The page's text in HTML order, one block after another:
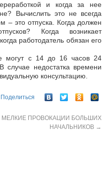
и когда за нее
Вычислить это не всегда
– это отпуска. Когда должен
Когда возникает
работодатель обязан его
могут с 14 до 16 часов 24
недостатка времени
консультацию.
Поделиться
МЕЛКИЕ ПРОВОКАЦИИ БОЛЬШИХ
НАЧАЛЬНИКОВ →